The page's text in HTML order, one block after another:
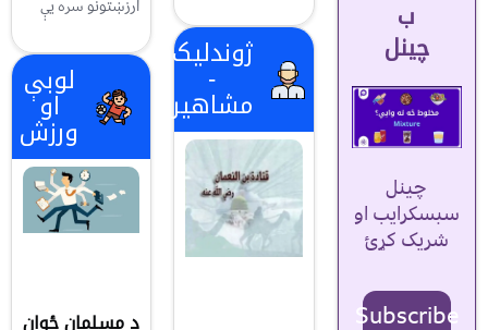
ب
چینل
چینل
سبسکرایب او
شریک کړئ
Subscribe
ژوندلیک
-
مشاهیر
ارزښتونو سره يې
لوبې
او
ورزش
د مسلمان ځوان